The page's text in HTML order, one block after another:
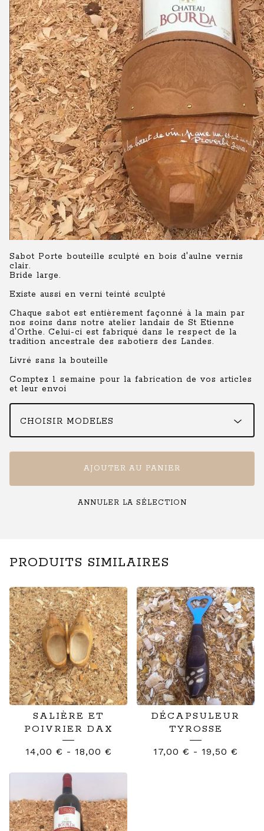
Sabot Porte bouteille sculpté en bois d'aulne vernis
clair.
Bride large.
Existe aussi en verni teinté sculpté
Chaque sabot est entièrement façonné à la main par
nos soins dans notre atelier landais de St Etienne
d'Orthe. Celui-ci est fabriqué dans le respect de la
tradition ancestrale des sabotiers des Landes.
Livré sans la bouteille
Comptez 1 semaine pour la fabrication de vos articles
et leur envoi
AJOUTER AU PANIER
ANNULER LA SÉLECTION
PRODUITS SIMILAIRES
SALIÈRE ET
POIVRIER DAX
14,00 € - 18,00 €
DÉCAPSULEUR
TYROSSE
17,00 € - 19,50 €